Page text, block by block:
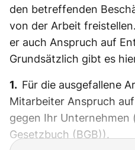
den betreffenden
von der Arbeit
er auch Anspruch auf
Grundsätzlich gibt es
1. Für die ausgefallene
Mitarbeiter Anspruch
gegen Ihr Unternehmen
Gesetzbuch (BGB)).